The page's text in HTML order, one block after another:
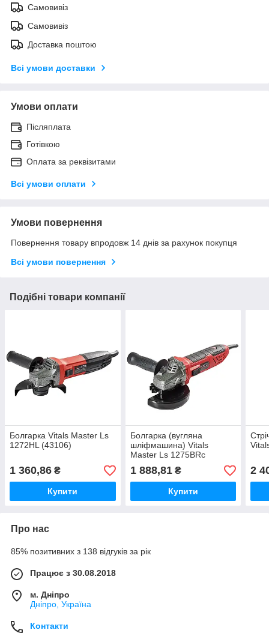
Самовивіз
Самовивіз
Доставка поштою
Всі умови доставки
Умови оплати
Післяплата
Готівкою
Оплата за реквізитами
Всі умови оплати
Умови повернення
Повернення товару впродовж 14 днів за рахунок покупця
Всі умови повернення
Подібні товари компанії
Болгарка Vitals Master Ls
1272HL (43106)
1 360,86 ₴
Купити
Болгарка (вугляна
шліфмашина) Vitals
Master Ls 1275BRc
(90329)
1 888,81₴
Купити
2
Про нас
85% позитивних з 138 відгуків за рік
Працює з 30.08.2018
м. Дніпро
Дніпро, Україна
Контакти